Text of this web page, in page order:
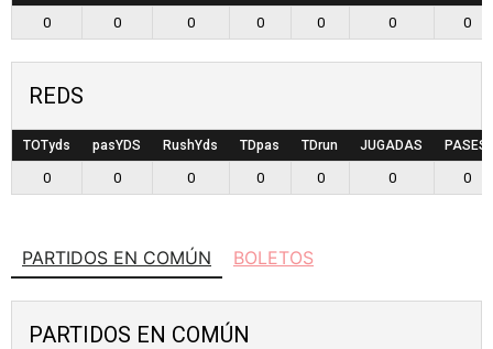
0 0 0 0 0 0 0
REDS
TOTyds pasYDS RushYds TDpas TDrun JUGADAS PASES
0 0 0 0 0 0 0
PARTIDOS EN COMÚN BOLETOS
PARTIDOS EN COMÚN